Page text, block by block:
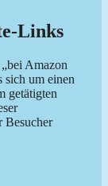
Links
Amazon
um einen
getätigten
Besucher